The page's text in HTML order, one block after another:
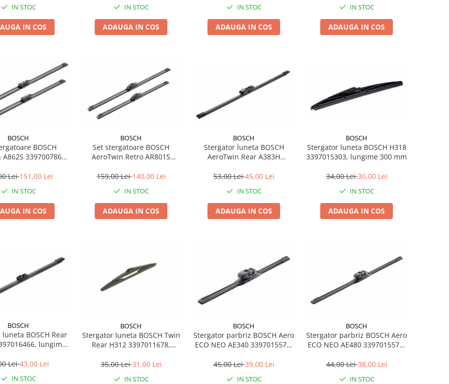
IN STOC
IN COS
IN STOC
ADAUGA IN COS
IN STOC
ADAUGA IN COS
IN STOC
ADAUGA IN COS
BOSCH
BOSCH
3397007862,
pentru vehicule
Lei151,00 Lei
IN STOC
IN COS
BOSCH
Set stergatoare BOSCH
AeroTwin Retro AR801S
530 mm, kit retrofit, fara
volan pe stanga
159,00 Lei140,00 Lei
IN STOC
ADAUGA IN COS
BOSCH
Stergator luneta BOSCH
AeroTwin Rear A383H
fara carcasa
53,00 Lei45,00 Lei
IN STOC
ADAUGA IN COS
BOSCH
Stergator luneta BOSCH H318
3397015303, lungime 300 mm
34,00 Lei30,00 Lei
IN STOC
ADAUGA IN COS
BOSCH
BOSCH Rear
lungime
Lei43,00 Lei
IN STOC
BOSCH
Stergator luneta BOSCH Twin
Rear H312 3397011678,
35,00 Lei31,00 Lei
IN STOC
BOSCH
Stergator parbriz BOSCH Aero
ECO NEO AE340 3397015574,
45,00 Lei39,00 Lei
IN STOC
BOSCH
Stergator parbriz BOSCH Aero
ECO NEO AE480 3397015578,
44,00 Lei38,00 Lei
IN STOC